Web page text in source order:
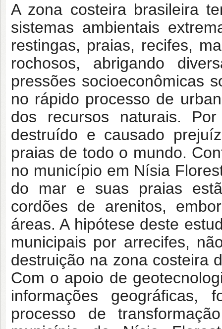
A zona costeira brasileira
sistemas ambientais
restingas, praias, recifes,
rochosos, abrigando
pressões socioeconômicas
no rápido processo de
dos recursos naturais.
destruído e causado
praias de todo o mundo.
no município em Nísia
do mar e suas praias
cordões de arenitos,
áreas. A hipótese deste
municipais por arrecifes,
destruição na zona costeira
Com o apoio de
informações
processo de